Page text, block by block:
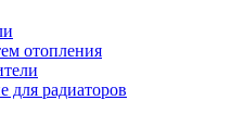
отопления
радиаторов